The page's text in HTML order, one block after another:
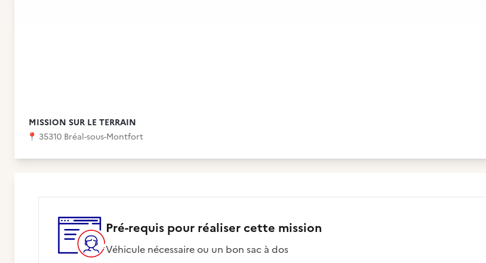
MISSION SUR LE TERRAIN
📍 35310 Bréal-sous-Montfort
Pré-requis pour réaliser cette mission
Véhicule nécessaire ou un bon sac à dos